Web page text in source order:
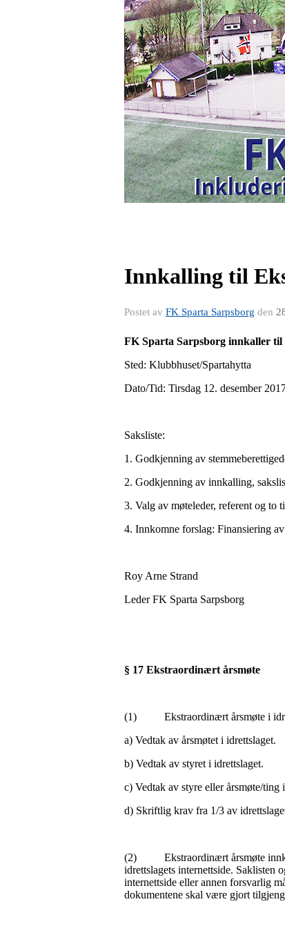
Innkalling til
Postet av FK Sparta Sarpsborg den
FK Sparta Sarpsborg innkaller
Sted: Klubbhuset/Spartahytta
Dato/Tid: Tirsdag 12. desember
Saksliste:
1. Godkjenning av
2. Godkjenning av innkalling,
3. Valg av møteleder, referent og to
4. Innkomne forslag: Finansiering
Roy Arne Strand
Leder FK Sparta Sarpsborg
§ 17 Ekstraordinært årsmøte
(1) Ekstraordinært årsmøte i
a) Vedtak av årsmøtet i idrettslaget.
b) Vedtak av styret i idrettslaget.
c) Vedtak av styre eller årsmøte/ting
d) Skriftlig krav fra 1/3 av
(2) Ekstraordinært årsmøte
idrettslagets internettside. Saklisten
internettside eller annen forsvarlig
dokumentene skal være gjort